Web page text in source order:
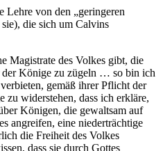
Lehre von den „geringeren
die sich um Calvins
Magistrate des Volkes gibt, die
der Könige zu zügeln … so bin ich
gemäß ihrer Pflicht der
widerstehen, dass ich erkläre,
Königen, die gewaltsam auf
angreifen, eine niederträchtige
die Freiheit des Volkes
dass sie durch Gottes